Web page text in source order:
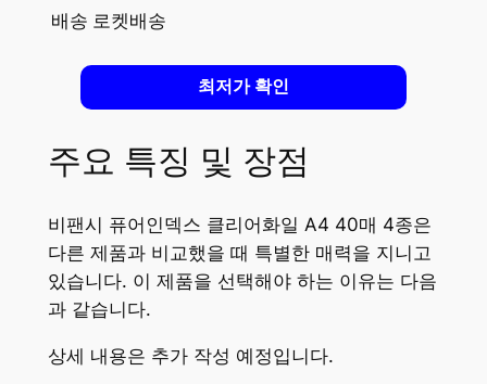
배송 로켓배송
최저가 확인
주요 특징 및 장점
비팬시 퓨어인덱스 클리어화일 A4 40매 4종은
다른 제품과 비교했을 때 특별한 매력을 지니고
있습니다. 이 제품을 선택해야 하는 이유는 다음
과 같습니다.
상세 내용은 추가 작성 예정입니다.